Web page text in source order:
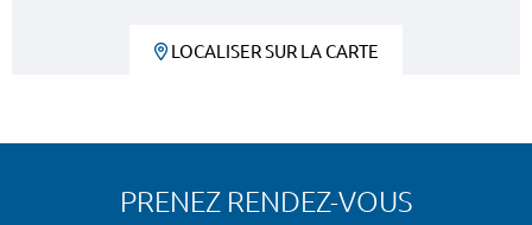
LOCALISER SUR LA CARTE
PRENEZ RENDEZ-VOUS